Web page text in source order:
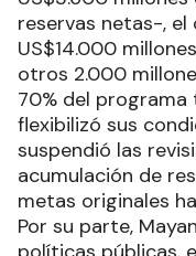
reservas netas-,
US$14.000
otros 2.000
70% del programa
flexibilizó sus
suspendió las
acumulación de
metas originales
Por su parte,